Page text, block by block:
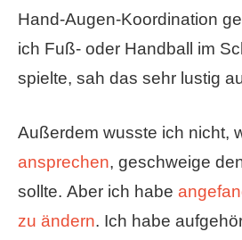
Hand-Augen-Koordination
ich Fuß- oder Handball im
spielte, sah das sehr lustig
Außerdem wusste ich nicht,
ansprechen, geschweige
sollte. Aber ich habe
zu ändern. Ich habe